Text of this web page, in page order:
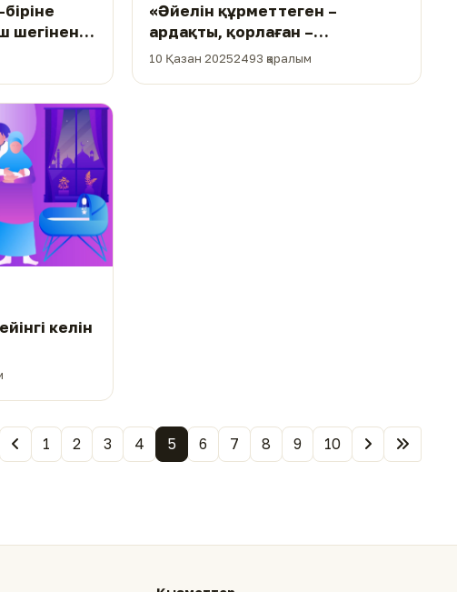
шегінен
«Әйелін құрметтеген –
ардақты, қорлаған –
қорланған»
10 Қазан 20252493 қаралым
келін
1 2 3 4 5 6 7 8 9 10